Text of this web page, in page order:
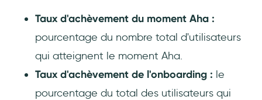
Taux d'achèvement du moment Aha :
pourcentage du nombre total d'utilisateurs
qui atteignent le moment Aha.
Taux d'achèvement de l'onboarding : le
pourcentage du total des utilisateurs qui